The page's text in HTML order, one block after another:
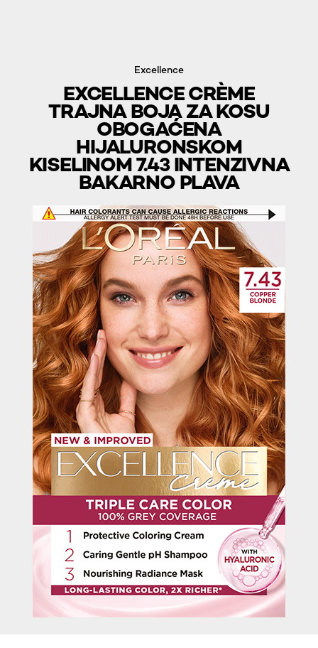
Excellence
EXCELLENCE CRÈME
TRAJNA BOJA ZA KOSU
OBOGAĆENA
HIJALURONSKOM
KISELINOM 7.43 INTENZIVNA
BAKARNO PLAVA